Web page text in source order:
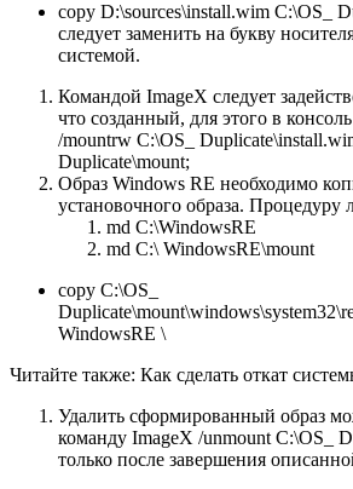
copy D:\sources\install.wim C:\OS_
следует заменить на букву
системой.
Командой ImageX следует
что созданный, для этого в
/mountrw C:\OS_
Duplicate\mount;
Образ Windows RE необходимо
установочного образа. Процедуру
md C:\WindowsRE
md C:\ WindowsRE\mount
copy C:\OS_
WindowsRE \
Читайте также: Как сделать откат
Удалить сформированный образ
команду ImageX /unmount C:\OS_
только после завершения